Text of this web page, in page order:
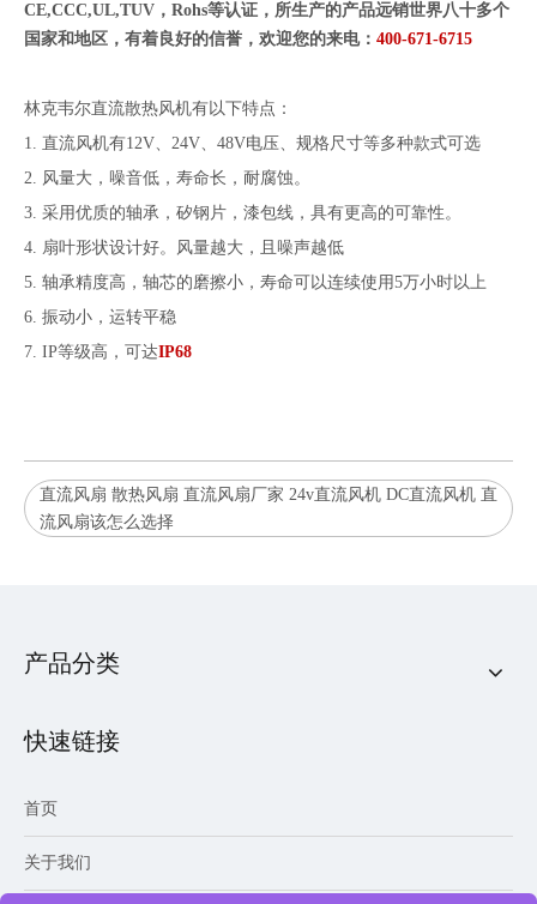
CE,CCC,UL,TUV，Rohs等认证，所生产的产品远销世界八十多个
国家和地区，有着良好的信誉，欢迎您的来电： 400-671-6715
林克韦尔直流散热风机有以下特点：
1. 直流风机有12V、24V、48V电压、规格尺寸等多种款式可选
2. 风量大，噪音低，寿命长，耐腐蚀。
3. 采用优质的轴承，矽钢片，漆包线，具有更高的可靠性。
4. 扇叶形状设计好。风量越大，且噪声越低
5. 轴承精度高，轴芯的磨擦小，寿命可以连续使用5万小时以上
6. 振动小，运转平稳
7. IP等级高，可达IP68
直流风扇 散热风扇 直流风扇厂家 24v直流风机 DC直流风机 直
流风扇该怎么选择
产品分类
快速链接
首页
关于我们